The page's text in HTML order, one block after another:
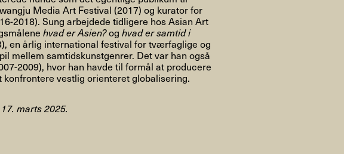
Om AHCProfiler
Media Art Festival (2017) og kurator for
2018). Sung arbejdede tidligere hos Asian Art
hvad er Asien?oghvad er samtid i
en årlig international festival for tværfaglige og
mellem samtidskunstgenrer. Det var han også
2009), hvor han havde til formål at producere
vestlig orienteret globalisering.
marts 2025.